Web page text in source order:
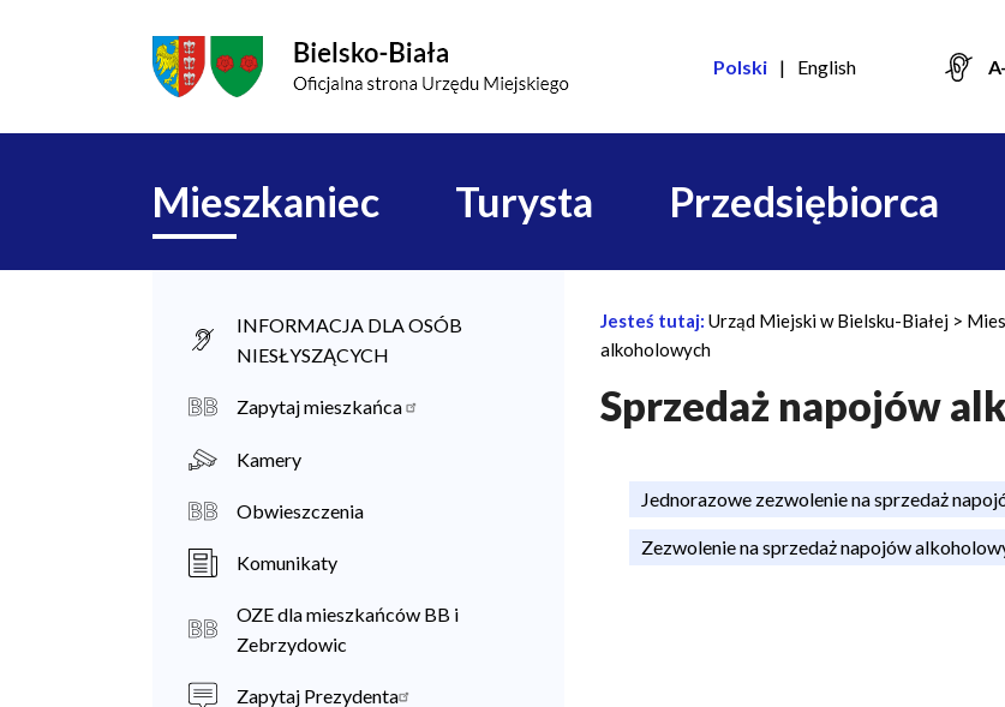
Polski English A-
Główna
nawigacja
Mieszkaniec Turysta Przedsiębiorca
M
e
s
k
a
i
e
INFORMACJA DLA OSÓB
NIESŁYSZĄCYCH
Zapytaj mieszkańca
Kamery
Obwieszczenia
Komunikaty
OZE dla mieszkańców BB i
Zebrzydowic
Zapytaj Prezydenta
Ś
i
Jesteś tutaj: Urząd Miejski w Bielsku-Białej
alkoholowych
Sprzedaż napojów
Jednorazowe zezwolenie na sprzedaż
Zezwolenie na sprzedaż napojów